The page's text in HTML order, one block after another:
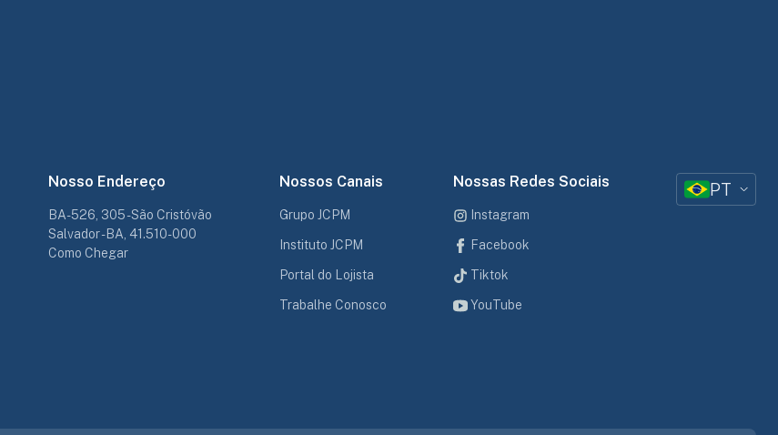
Nosso Endereço
BA-526, 305 - São Cristóvão
Salvador - BA, 41.510-000
Como Chegar
Nossos Canais
Grupo JCPM
Instituto JCPM
Portal do Lojista
Trabalhe Conosco
Nossas Redes Sociais
Instagram
Facebook
Tiktok
YouTube
PT